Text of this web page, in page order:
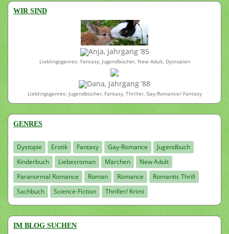
WIR SIND
Anja, Jahrgang ’85
Lieblingsgenres: Fantasy, Jugendbücher, New Adult, Dystopien
Dana, Jahrgang ’88
Lieblingsgenres: Jugendbücher, Fantasy, Thriller, Gay-Romance/-Fantasy
GENRES
Dystopie Erotik Fantasy Gay-Romance
Jugendbuch
Kinderbuch
Liebesroman Märchen
New Adult
Paranormal Romance
Roman Romance
Romantic Thrill
Sachbuch
Science-Fiction Thriller/ Krimi
IM BLOG SUCHEN